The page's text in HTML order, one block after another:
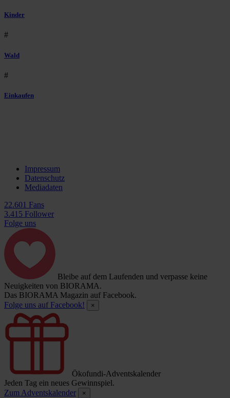
Kinder
#
Wald
#
Einkaufen
Impressum
Datenschutz
Mediadaten
22.601 Fans
3.415 Follower
Folge uns
Bleibe auf dem Laufenden und verpasse keine
Neuigkeiten von BIORAMA.
Das BIORAMA Magazin auf Facebook.
Folge uns auf Facebook!
×
Ökofundi-Adventskalender
Jeden Tag ein neues Gewinnspiel.
Zum Adventskalender
×